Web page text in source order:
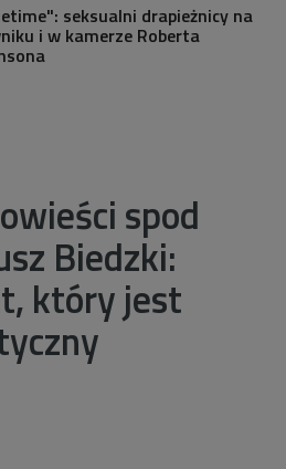
seksualni drapieżnicy na
i w kamerze Roberta
spod
Biedzki:
który jest